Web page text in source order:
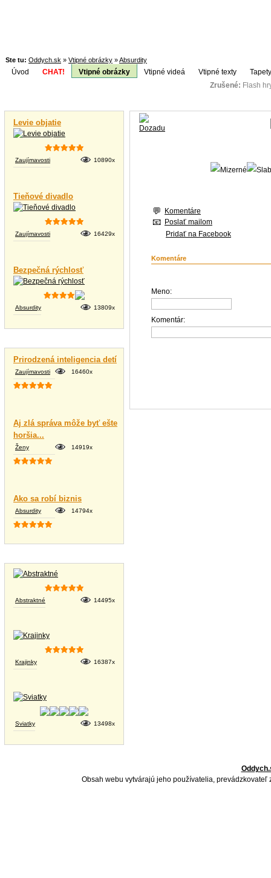
Ste tu: Oddych.sk » Vtipné obrázky »Absurdity
Úvod CHAT! Vtipné obrázky Vtipné videá Vtipné texty
Zrušené: Flash
Levie objatie
Zaujímavosti 10890x
Tieňové divadlo
Zaujímavosti 16429x
Bezpečná rýchlosť
Absurdity 13809x
Prirodzená inteligencia detí
Zaujímavosti 16460x
Aj zlá správa môže byť ešte
horšia...
Ženy 14919x
Ako sa robí biznis
Absurdity 14794x
Abstraktné 14495x
Krajinky 16387x
Sviatky 13498x
Komentáre
Poslať mailom
Pridať na Facebook
Komentáre
Meno:
Komentár:
Obsah webu vytvárajú jeho používatelia,